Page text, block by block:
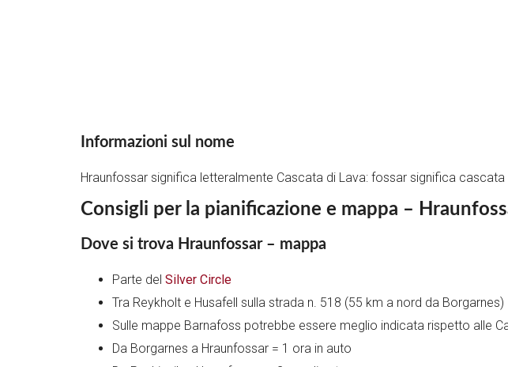
Informazioni sul nome
Hraunfossar significa letteralmente Cascata di Lava: fossar significa cascata
Consigli per la pianificazione e mappa –
Dove si trova Hraunfossar – mappa
Parte del Silver Circle
Tra Reykholt e Husafell sulla strada n. 518 (55 km a nord da Borgarnes)
Sulle mappe Barnafoss potrebbe essere meglio indicata rispetto alle
Da Borgarnes a Hraunfossar = 1 ora in auto